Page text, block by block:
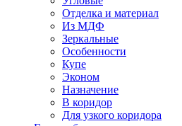
Отделка и материал
Из МДФ
Зеркальные
Особенности
Купе
Эконом
Назначение
В коридор
Для узкого коридора